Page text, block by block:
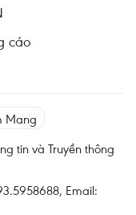
cáo
tin và Truyền thông
Email: